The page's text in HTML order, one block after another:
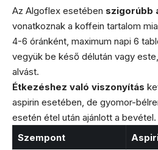
Az Algoflex esetében szigorúbb
vonatkoznak a koffein tartalom
4-6 óránként, maximum napi 6
vegyük be késő délután vagy
alvást.
Étkezéshez való viszonyítás
aspirin esetében, de gyomor-
esetén étel után ajánlott a bevétel.
Szempont